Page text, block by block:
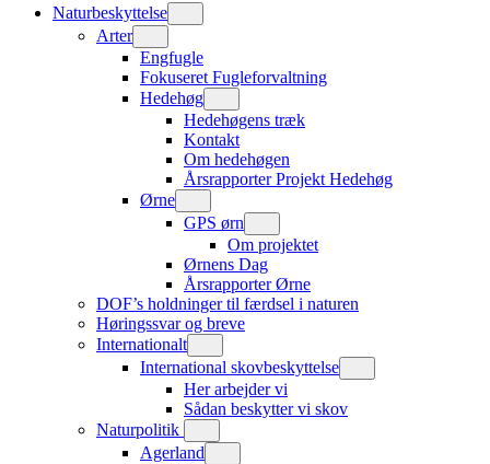
Naturbeskyttelse
Arter
Engfugle
Fokuseret Fugleforvaltning
Hedehøg
Hedehøgens træk
Kontakt
Om hedehøgen
Årsrapporter Projekt Hedehøg
Ørne
GPS ørn
Om projektet
Ørnens Dag
Årsrapporter Ørne
DOF’s holdninger til færdsel i naturen
Høringssvar og breve
Internationalt
International skovbeskyttelse
Her arbejder vi
Sådan beskytter vi skov
Naturpolitik
Agerland